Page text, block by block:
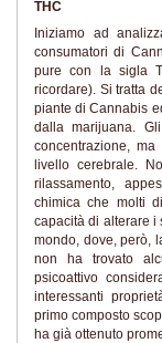
THC
Iniziamo ad
consumatori di
pure con la sigla
ricordare). Si tratta
piante di Cannabis
dalla marijuana.
concentrazione,
livello cerebrale.
rilassamento,
chimica che molti
capacità di alterare i
mondo, dove, però,
non ha trovato
psicoattivo
interessanti
primo composto
ha già ottenuto